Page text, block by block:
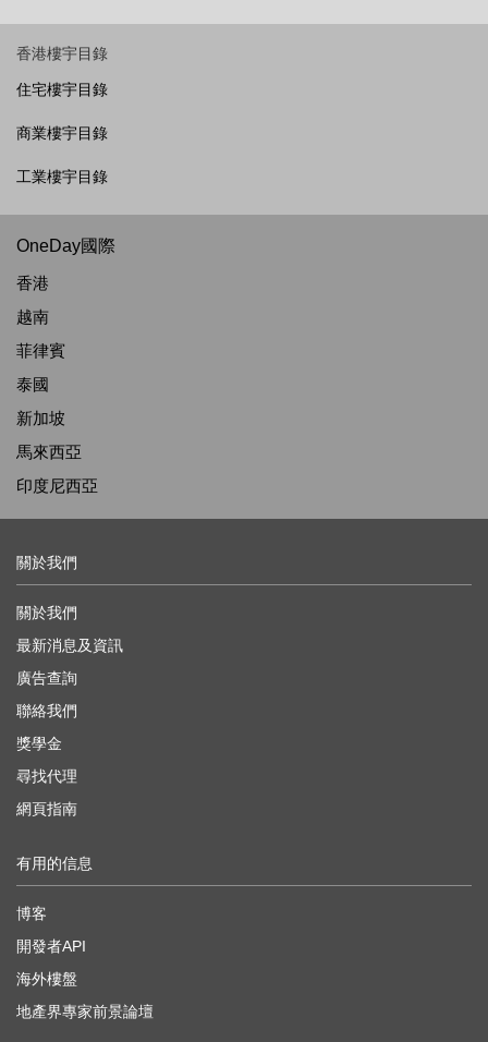
香港樓宇目錄
住宅樓宇目錄
商業樓宇目錄
工業樓宇目錄
OneDay國際
香港
越南
菲律賓
泰國
新加坡
馬來西亞
印度尼西亞
關於我們
關於我們
最新消息及資訊
廣告查詢
聯絡我們
獎學金
尋找代理
網頁指南
有用的信息
博客
開發者API
海外樓盤
地產界專家前景論壇